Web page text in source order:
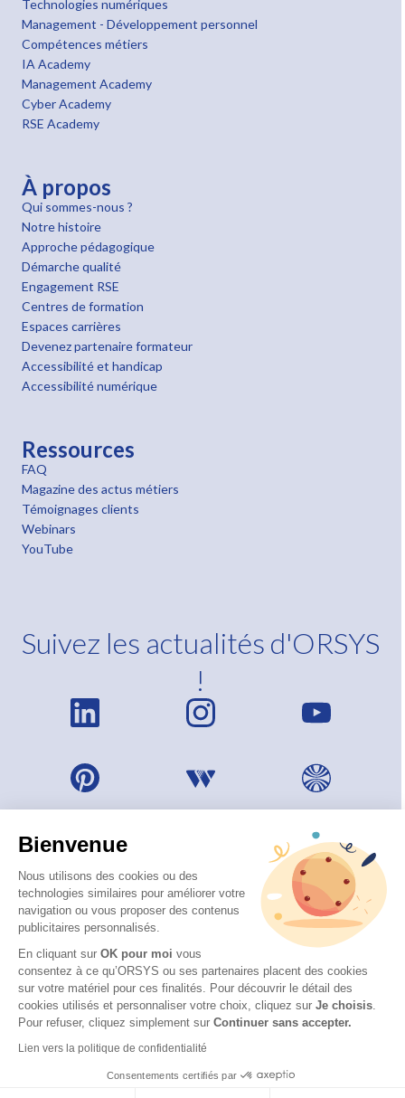
Bienvenue
Nous utilisons des cookies ou des
technologies similaires pour améliorer votre
navigation ou vous proposer des contenus
publicitaires personnalisés.
En cliquant sur OK pour moi vous
consentez à ce qu’ORSYS ou ses partenaires placent des cookies
sur votre matériel pour ces finalités. Pour découvrir le détail des
cookies utilisés et personnaliser votre choix, cliquez sur Je choisis.
Pour refuser, cliquez simplement sur Continuer sans accepter.
Lien vers la politique de confidentialité
Consentements certifiés par
Technologies numériques
Management - Développement personnel
Compétences métiers
IA Academy
Management Academy
Cyber Academy
RSE Academy
À propos
Qui sommes-nous ?
Notre histoire
Approche pédagogique
Démarche qualité
Engagement RSE
Centres de formation
Espaces carrières
Devenez partenaire formateur
Accessibilité et handicap
Accessibilité numérique
Ressources
FAQ
Magazine des actus métiers
Témoignages clients
Webinars
YouTube
Suivez les actualités d'ORSYS
!
© 2026 ORSYS
Mentions légales
Protection des données personnelles
Accessibilité : partiellement conforme (62 %) – Consulter